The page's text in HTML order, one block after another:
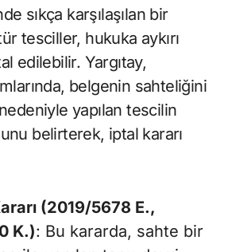
sıkça karşılaşılan bir
tesciller, hukuka aykırı
edilebilir. Yargıtay,
belgenin sahteliğini
yapılan tescilin
belirterek, iptal kararı
(2019/5678 E.,
K.): Bu kararda, sahte bir